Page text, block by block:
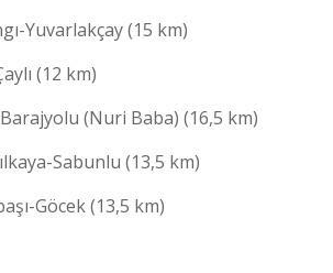
Yuvarlakçay (15 km)
(12 km)
(Nuri Baba) (16,5 km)
Sabunlu (13,5 km)
Göcek (13,5 km)